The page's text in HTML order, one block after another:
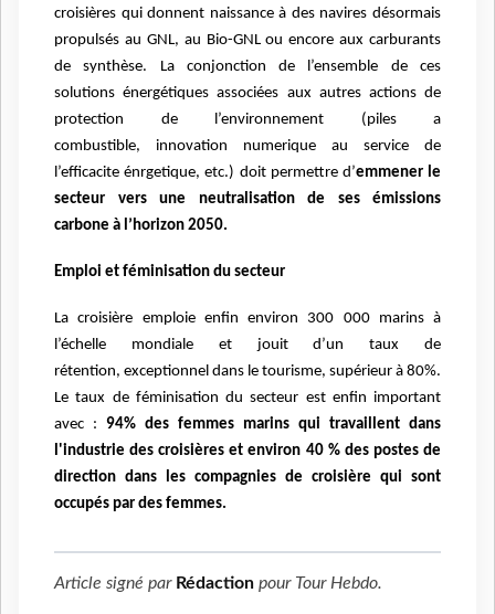
croisières qui donnent naissance à des navires désormais
propulsés au GNL, au Bio-GNL ou encore aux carburants
de synthèse. La conjonction de l’ensemble de ces
solutionsénergétiques associées aux autres actions de
protection de l’environnement (piles a
combustible, innovation numerique au service de
l’efficacite énrgetique, etc.) doit permettre d’emmener le
secteur vers une neutralisation de ses émissions
carbone à l’horizon 2050.
Emploi et féminisation du secteur
La croisière emploie enfin environ 300 000 marins à
l’échelle mondiale et jouit d’un taux de
rétention, exceptionnel dans le tourisme, supérieur à 80%.
Le taux de féminisation du secteur est enfin important
avec : 94% des femmes marins qui travaillent dans
l'industrie des croisières et environ 40 % des postes de
direction dans les compagnies de croisière qui sont
occupés par des femmes.
Article signé par Rédaction pour Tour Hebdo.